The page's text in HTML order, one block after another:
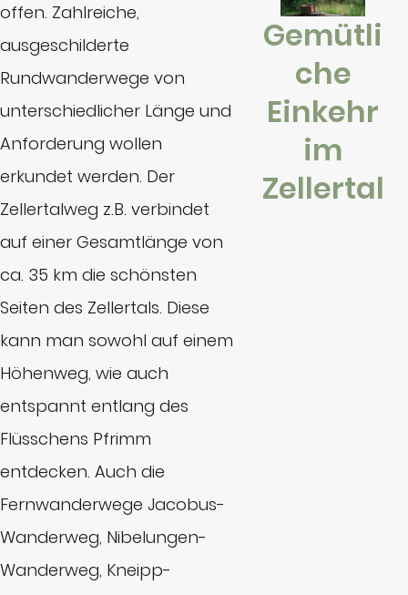
offen. Zahlreiche,
ausgeschilderte
Rundwanderwege von
unterschiedlicher Länge und
Anforderung wollen
erkundet werden. Der
Zellertalweg z.B. verbindet
auf einer Gesamtlänge von
ca. 35 km die schönsten
Seiten des Zellertals. Diese
kann man sowohl auf einem
Höhenweg, wie auch
entspannt entlang des
Flüsschens Pfrimm
entdecken. Auch die
Fernwanderwege Jacobus-
Wanderweg, Nibelungen-
Wanderweg, Kneipp-
Gemütli
che
Einkehr
im
Zellertal